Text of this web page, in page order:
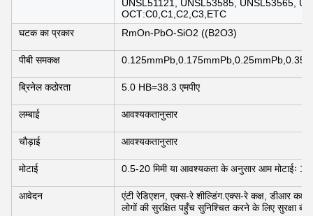
UNSL51121, UNSL53585, UNSL53565,
ОСТ:C0,C1,C2,C3,ETC
घटक का प्रकार
RmOn-PbO-SiO2 ((B2O3)
पीबी समकक्ष
ब्रिनेल कठोरता 5.0 HB=38.3 एमपीए
लम्बाई आवश्यकतानुसार
चौड़ाई आवश्यकतानुसार
मोटाई 0.5-20 मिमी या आवश्यकता के अनुसार आम मोटाईः 10
आवेदन
एंटी रेडिएशन, एक्स-रे शील्डिंग.एक्स-रे कक्ष, डीआर कक्ष,
लोगों की सुरक्षित पहुँच सुनिश्चित करने के लिए सुरक्षा